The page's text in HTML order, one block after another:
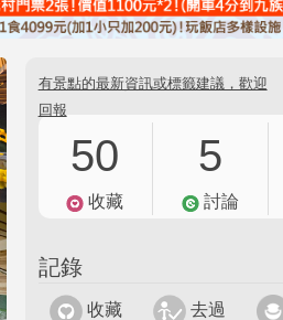
有景點的最新資訊或標籤建議，歡迎
回報
50
收藏
5
討論
記錄
收藏 去過